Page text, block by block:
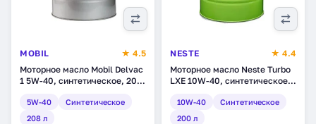
MOBIL
★ 4.5
Моторное масло Mobil Delvac
1 5W-40, синтетическое, 208
5W-40
Синтетическое
208 л
NESTE
★ 4.4
Моторное масло Neste Turbo
LXE 10W-40, синтетическое,
10W-40
Синтетическое
200 л